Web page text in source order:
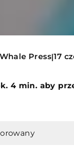
Press|17
4 min. aby